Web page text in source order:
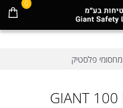
0
מחסומי פלסטיק